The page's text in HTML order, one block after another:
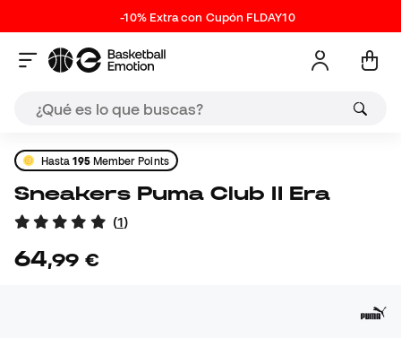
-10% Extra con Cupón FLDAY10
Hasta195Member Points
Sneakers Puma Club II Era
(1)
64,99 €